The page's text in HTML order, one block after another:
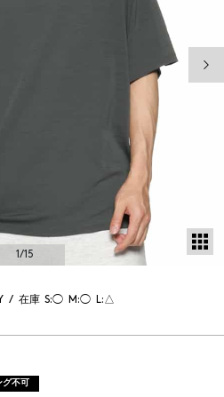
1/15
/ 在庫 S:◯ M:◯ L:△
不可